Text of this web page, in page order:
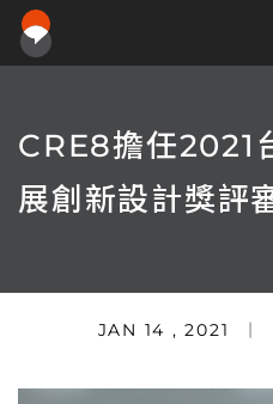
CRE8擔任2021
展創新設計獎評
JAN 14 , 2021